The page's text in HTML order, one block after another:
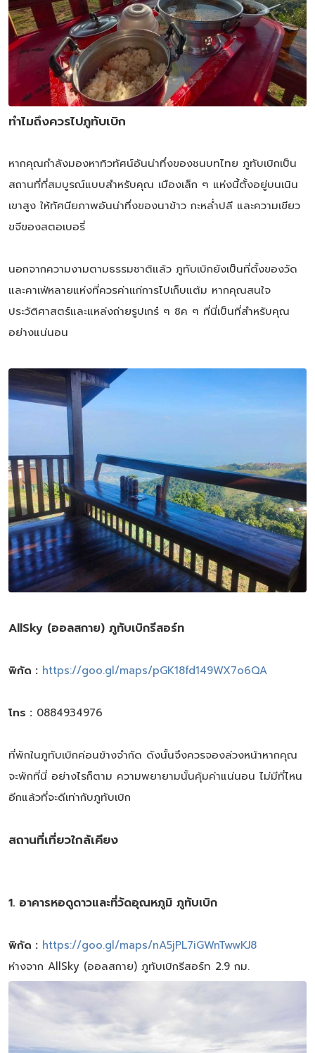
ทำไมถึงควรไปภูทับเบิก
หากคุณกำลังมองหาทิวทัศน์อันน่าทึ่งของชนบทไทย ภูทับเบิกเป็น
สถานที่ที่สมบูรณ์แบบสำหรับคุณ เมืองเล็ก ๆ แห่งนี้ตั้งอยู่บนเนิน
เขาสูง ให้ทัศนียภาพอันน่าทึ่งของนาข้าว กะหล่ำปลี และความเขียว
ขจีของสตอเบอรี่
นอกจากความงามตามธรรมชาติแล้ว ภูทับเบิกยังเป็นที่ตั้งของวัด
และคาเฟ่หลายแห่งที่ควรค่าแก่การไปเก็บแต้ม หากคุณสนใจ
ประวัติศาสตร์และแหล่งถ่ายรูปเกร๋ ๆ ชิค ๆ ที่นี่เป็นที่สำหรับคุณ
อย่างแน่นอน
AllSky (ออลสกาย) ภูทับเบิกรีสอร์ท
พิกัด : https://goo.gl/maps/pGK18fd149WX7o6QA
โทร : 0884934976
ที่พักในภูทับเบิกค่อนข้างจำกัด ดังนั้นจึงควรจองล่วงหน้าหากคุณ
จะพักที่นี่ อย่างไรก็ตาม ความพยายามนั้นคุ้มค่าแน่นอน ไม่มีที่ไหน
อีกแล้วที่จะดีเท่ากับภูทับเบิก
สถานที่เที่ยวใกล้เคียง
1. อาคารหอดูดาวและที่วัดอุณหภูมิ ภูทับเบิก
พิกัด : https://goo.gl/maps/nA5jPL7iGWnTwwKJ8
ห่างจาก AllSky (ออลสกาย) ภูทับเบิกรีสอร์ท 2.9 กม.